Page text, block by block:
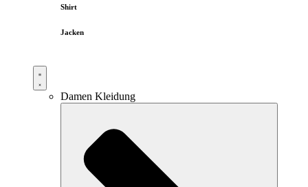
Shirt
Jacken
Damen Kleidung